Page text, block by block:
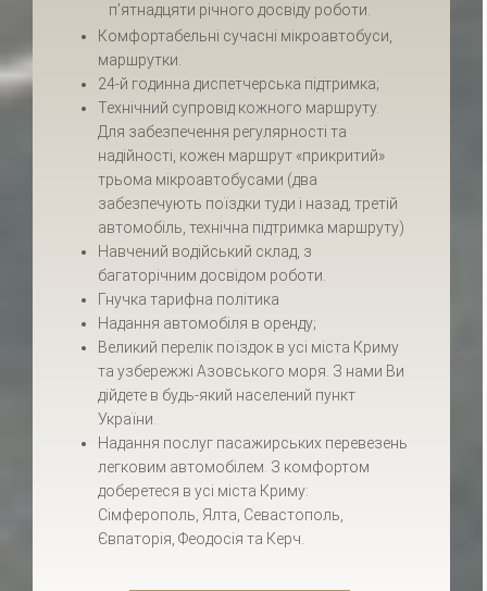
п’ятнадцяти річного досвіду роботи.
Комфортабельні сучасні мікроавтобуси,
маршрутки.
24-й годинна диспетчерська підтримка;
Технічний супровід кожного маршруту.
Для забезпечення регулярності та
надійності, кожен маршрут «прикритий»
трьома мікроавтобусами (два
забезпечують поїздки туди і назад, третій
автомобіль, технічна підтримка маршруту)
Навчений водійський склад, з
багаторічним досвідом роботи.
Гнучка тарифна політика
Надання автомобіля в оренду;
Великий перелік поїздок в усі міста Криму
та узбережжі Азовського моря. З нами Ви
дійдете в будь-який населений пункт
України.
Надання послуг пасажирських перевезень
легковим автомобілем. З комфортом
доберетеся в усі міста Криму:
Сімферополь, Ялта, Севастополь,
Євпаторія, Феодосія та Керч.